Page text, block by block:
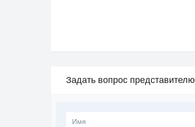
Задать вопрос представителю